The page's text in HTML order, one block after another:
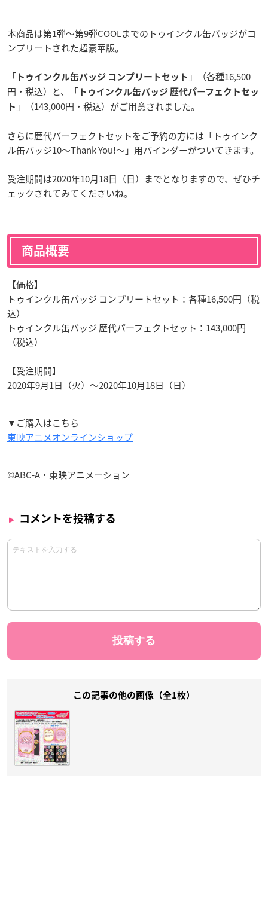
本商品は第1弾〜第9弾COOLまでのトゥインクル缶バッジがコ
ンプリートされた超豪華版。
「 トゥインクル缶バッジ コンプリートセット 」（各種16,500
円・税込）と、「 トゥインクル缶バッジ 歴代パーフェクトセッ
ト 」（143,000円・税込）がご用意されました。
さらに歴代パーフェクトセットをご予約の方には「トゥインク
ル缶バッジ10～Thank You!～」用バインダーがついてきます。
受注期間は2020年10月18日（日）までとなりますので、ぜひチ
ェックされてみてくださいね。
商品概要
【価格】
トゥインクル缶バッジ コンプリートセット：各種16,500円（税
込）
トゥインクル缶バッジ 歴代パーフェクトセット：143,000円
（税込）
【受注期間】
2020年9月1日（火）〜2020年10月18日（日）
▼ご購入はこちら
東映アニメオンラインショップ
©ABC-A・東映アニメーション
コメントを投稿する
この記事の他の画像（全1枚）